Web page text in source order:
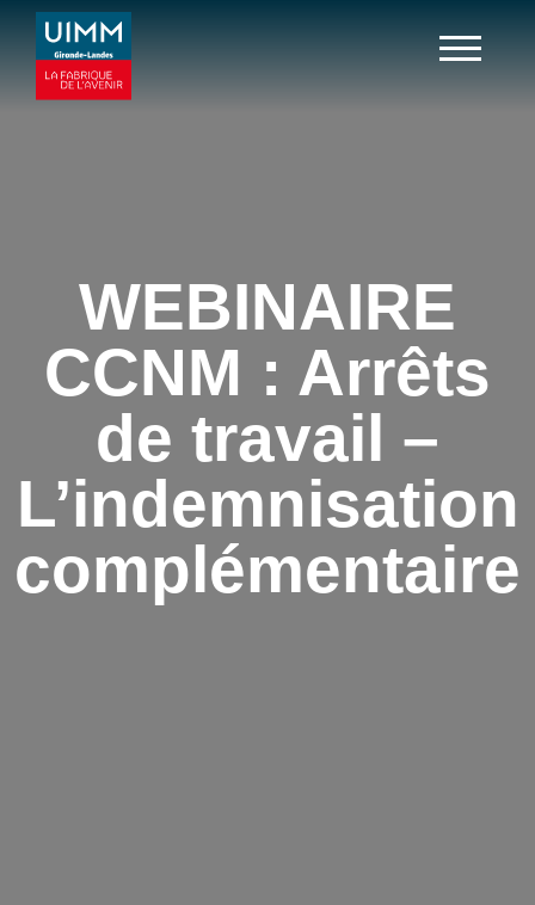
WEBINAIRE
CCNM : Arrêts
de travail –
L’indemnisation
complémentaire